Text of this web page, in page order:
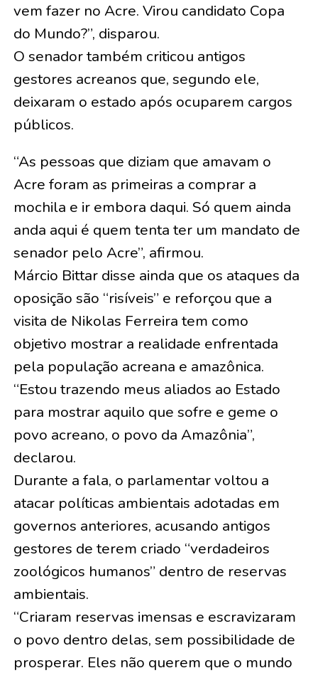
vem fazer no Acre. Virou candidato Copa
do Mundo?”, disparou.
O senador também criticou antigos
gestores acreanos que, segundo ele,
deixaram o estado após ocuparem cargos
públicos.
“As pessoas que diziam que amavam o
Acre foram as primeiras a comprar a
mochila e ir embora daqui. Só quem ainda
anda aqui é quem tenta ter um mandato de
senador pelo Acre”, afirmou.
Márcio Bittar disse ainda que os ataques da
oposição são “risíveis” e reforçou que a
visita de Nikolas Ferreira tem como
objetivo mostrar a realidade enfrentada
pela população acreana e amazônica.
“Estou trazendo meus aliados ao Estado
para mostrar aquilo que sofre e geme o
povo acreano, o povo da Amazônia”,
declarou.
Durante a fala, o parlamentar voltou a
atacar políticas ambientais adotadas em
governos anteriores, acusando antigos
gestores de terem criado “verdadeiros
zoológicos humanos” dentro de reservas
ambientais.
“Criaram reservas imensas e escravizaram
o povo dentro delas, sem possibilidade de
prosperar. Eles não querem que o mundo